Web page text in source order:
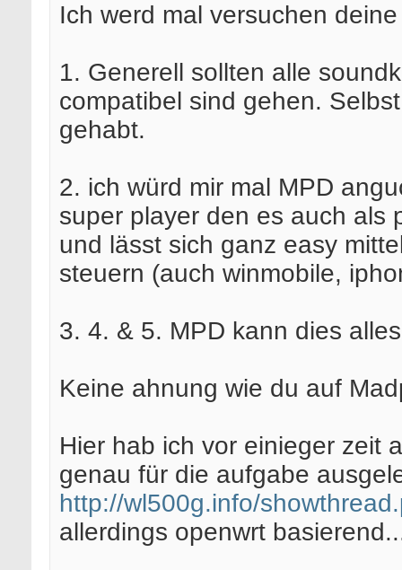
Ich werd mal versuchen
1. Generell sollten alle
compatibel sind gehen.
gehabt.
2. ich würd mir mal MPD
super player den es auch als
und lässt sich ganz easy
steuern (auch winmobile,
3. 4. & 5. MPD kann dies
Keine ahnung wie du auf
Hier hab ich vor einieger zeit
genau für die aufgabe
http://wl500g.info/
allerdings openwrt